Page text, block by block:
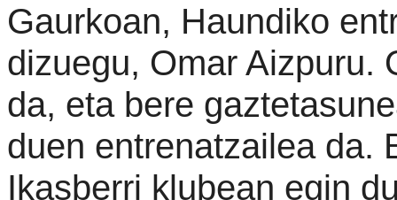
Gaurkoan, Haundiko
dizuegu, Omar Aizpuru.
da, eta bere
duen entrenatzailea da.
Ikasberri klubean egin